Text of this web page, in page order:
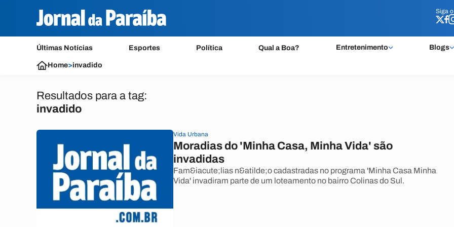
Siga o
Últimas Notícias Esportes Política Qual a Boa? Entretenimento Blogs
Siga o
Home>invadido
Resultados para a tag:
invadido
Vida Urbana
Moradias do 'Minha Casa, Minha Vida' são
invadidas
Fam&iacute;lias n&atilde;o cadastradas no programa 'Minha Casa Minha
Vida' invadiram parte de um loteamento no bairro Colinas do Sul.